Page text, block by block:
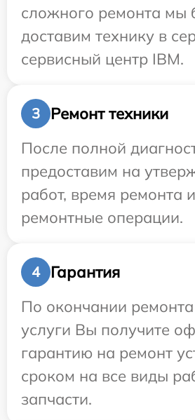
сложного ремонта мы
доставим технику в
сервисный центр IBM.
3
Ремонт техники
После полной
предоставим на
работ, время ремонта
ремонтные операции.
4
Гарантия
По окончании
услуги Вы получите
гарантию на ремонт
сроком на все виды
запчасти.